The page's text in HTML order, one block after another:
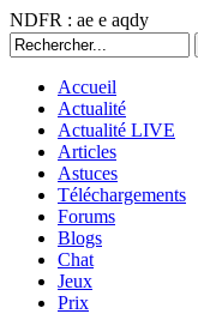
NDFR : ae e aqdy
Accueil
Actualité
Actualité LIVE
Articles
Astuces
Téléchargements
Forums
Blogs
Chat
Jeux
Prix